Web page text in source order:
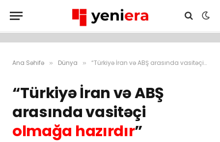
Ana Səhifə » Dünya » “Türkiyə İran və ABŞ arasında vasitəçi olmağa hazırdır”
“Türkiyə İran və ABŞ
arasında vasitəçi
olmağa hazırdır”